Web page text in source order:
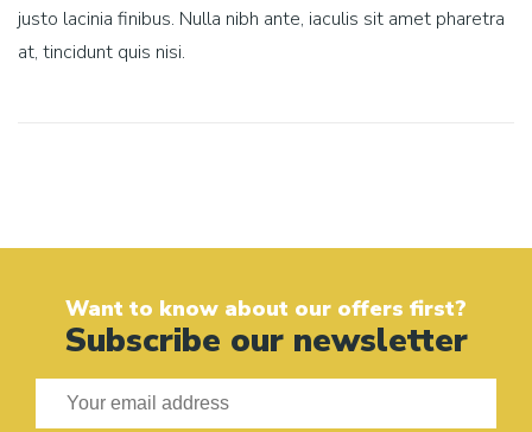
justo lacinia finibus. Nulla nibh ante, iaculis sit amet pharetra
at, tincidunt quis nisi.
Want to know about our offers first?
Subscribe our newsletter